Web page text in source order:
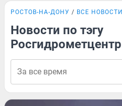
РОСТОВ-НА-ДОНУ ВСЕ НОВОСТИ
Новости по тэгу
Росгидрометцентр